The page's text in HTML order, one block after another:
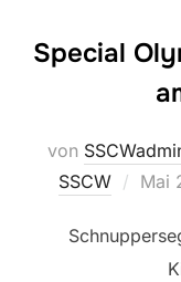
Special
von
SSCW
Mai